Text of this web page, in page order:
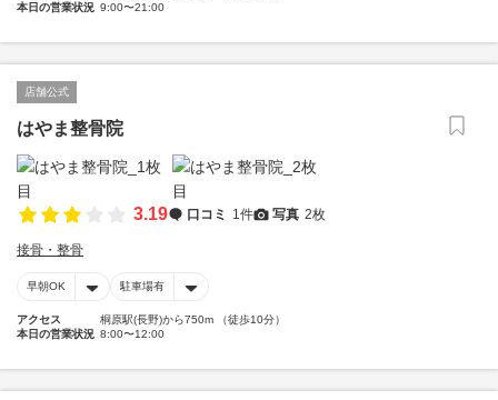
本日の営業状況 9:00〜21:00
店舗公式
はやま整骨院
3.19 口コミ 1件 写真 2枚
接骨・整骨
早朝OK 駐車場有
アクセス
桐原駅(長野)から750m （徒歩10分）
本日の営業状況 8:00〜12:00